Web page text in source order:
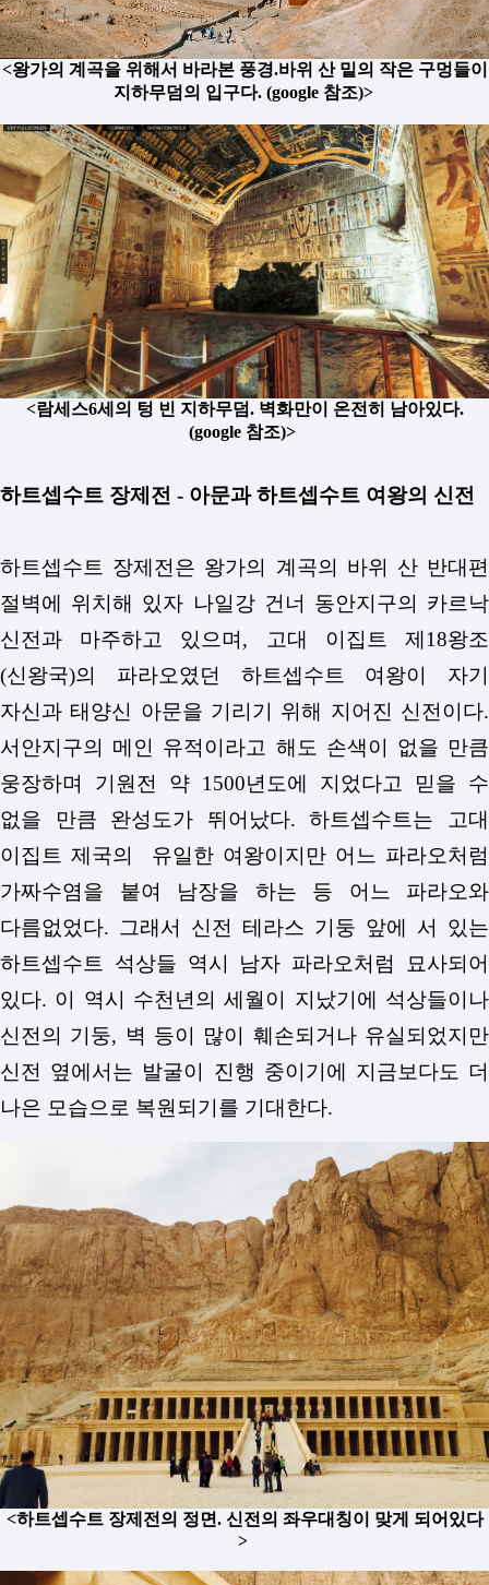
<왕가의 계곡을 위해서 바라본 풍경.바위 산 밑의 작은 구멍들이
지하무덤의 입구다. (google 참조)>
<람세스6세의 텅 빈 지하무덤. 벽화만이 온전히 남아있다.
(google 참조)>
하트셉수트 장제전 - 아문과 하트셉수트 여왕의 신전
하트셉수트 장제전은 왕가의 계곡의 바위 산 반대편
절벽에 위치해 있자 나일강 건너 동안지구의 카르낙
신전과 마주하고 있으며, 고대 이집트 제18왕조
(신왕국)의 파라오였던 하트셉수트 여왕이 자기
자신과 태양신 아문을 기리기 위해 지어진 신전이다.
서안지구의 메인 유적이라고 해도 손색이 없을 만큼
웅장하며 기원전 약 1500년도에 지었다고 믿을 수
없을 만큼 완성도가 뛰어났다. 하트셉수트는 고대
이집트 제국의 유일한 여왕이지만 어느 파라오처럼
가짜수염을 붙여 남장을 하는 등 어느 파라오와
다름없었다. 그래서 신전 테라스 기둥 앞에 서 있는
하트셉수트 석상들 역시 남자 파라오처럼 묘사되어
있다. 이 역시 수천년의 세월이 지났기에 석상들이나
신전의 기둥, 벽 등이 많이 훼손되거나 유실되었지만
신전 옆에서는 발굴이 진행 중이기에 지금보다도 더
나은 모습으로 복원되기를 기대한다.
<하트셉수트 장제전의 정면. 신전의 좌우대칭이 맞게 되어있다
>